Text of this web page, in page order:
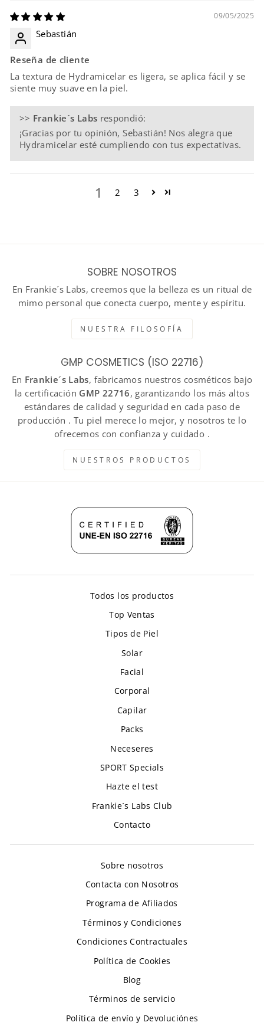
09/05/2025
Sebastián
Reseña de cliente
La textura de Hydramicelar es ligera, se aplica fácil y se
siente muy suave en la piel.
>> Frankie´s Labs respondió:
¡Gracias por tu opinión, Sebastián! Nos alegra que
Hydramicelar esté cumpliendo con tus expectativas.
1 2 3
SOBRE NOSOTROS
En Frankie´s Labs, creemos que la belleza es un ritual de
mimo personal que conecta cuerpo, mente y espíritu.
NUESTRA FILOSOFÍA
GMP COSMETICS (ISO 22716)
En Frankie´s Labs, fabricamos nuestros cosméticos bajo
la certificación GMP 22716, garantizando los más altos
estándares de calidad y seguridad en cada paso de
producción . Tu piel merece lo mejor, y nosotros te lo
ofrecemos con confianza y cuidado .
NUESTROS PRODUCTOS
Todos los productos
Top Ventas
Tipos de Piel
Solar
Facial
Corporal
Capilar
Packs
Neceseres
SPORT Specials
Hazte el test
Frankie´s Labs Club
Contacto
Sobre nosotros
Contacta con Nosotros
Programa de Afiliados
Términos y Condiciones
Condiciones Contractuales
Política de Cookies
Blog
Términos de servicio
Política de envío y Devoluciónes